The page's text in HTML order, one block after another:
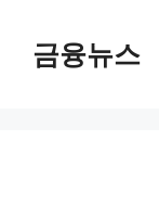
금융뉴스